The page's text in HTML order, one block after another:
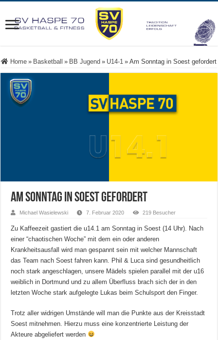
Home » Basketball » BB Jugend » U14-1 » Am Sonntag in Soest gefordert
Am Sonntag in Soest gefordert
Michael Wasielewski 7. Februar 2020 219 Besucher
Zu Kaffeezeit gastiert die u14.1 am Sonntag in Soest (14 Uhr). Nach
einer “chaotischen Woche” mit dem ein oder anderen
Krankheitsausfall wird man gespannt sein mit welcher Mannschaft
das Team nach Soest fahren kann.
Phil & Luca sind gesundheitlich
noch stark angeschlagen, unsere Mädels spielen parallel mit der u16
weiblich in Dortmund und zu allem Überfluss brach sich der in den
letzten Woche stark aufgelegte Lukas beim Schulsport den Finger.
Trotz aller widrigen Umstände will man die Punkte aus der Kreisstadt
Soest mitnehmen. Hierzu muss eine konzentrierte Leistung der
Akteure abgeliefert werden